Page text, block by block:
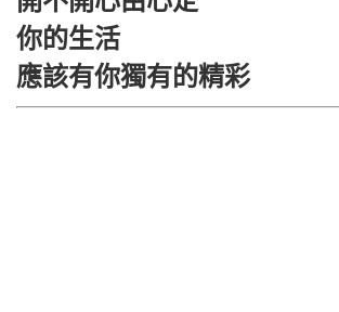
你的生活
應該有你獨有的精彩